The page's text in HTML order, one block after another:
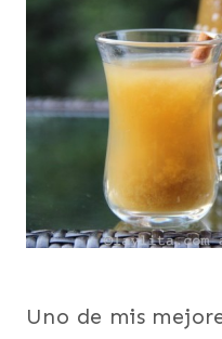
Uno de mis